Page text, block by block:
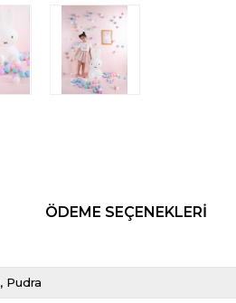
ÖDEME SEÇENEKLERI
Pudra